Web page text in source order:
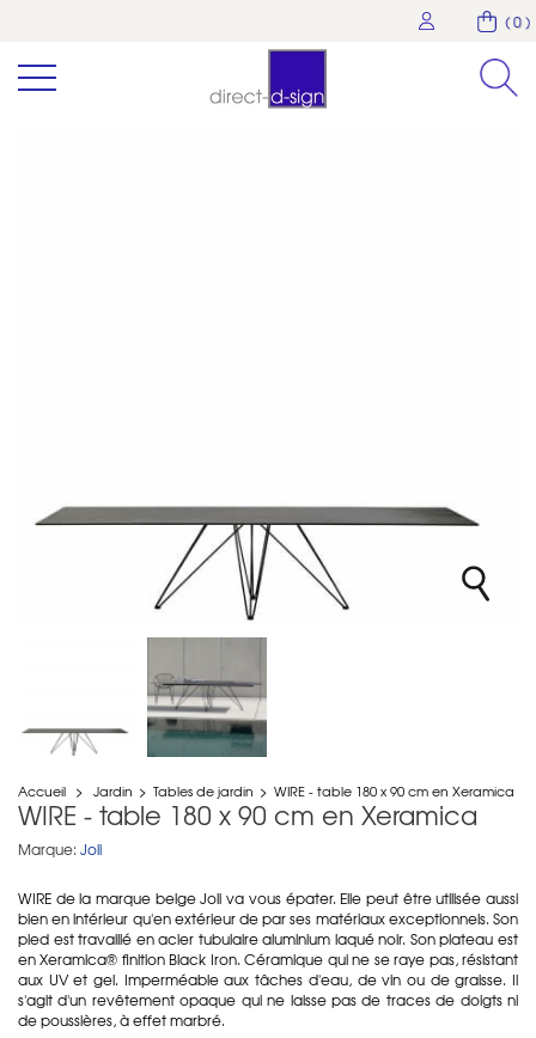
( 0 )
Accueil > Jardin > Tables de jardin > WIRE - table 180 x 90 cm en Xeramica
WIRE - table 180 x 90 cm en Xeramica
Marque: Joli
WIRE de la marque belge Joli va vous épater. Elle peut être utilisée aussi
bien en intérieur qu'en extérieur de par ses matériaux exceptionnels. Son
pied est travaillé en acier tubulaire aluminium laqué noir. Son plateau est
en Xeramica® finition Black Iron. Céramique qui ne se raye pas, résistant
aux UV et gel. Imperméable aux tâches d'eau, de vin ou de graisse. Il
s'agit d'un revêtement opaque qui ne laisse pas de traces de doigts ni
de poussières, à effet marbré.